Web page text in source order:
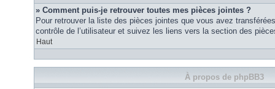
» Comment puis-je retrouver toutes mes pièces jointes ?
Pour retrouver la liste des pièces jointes que vous avez
contrôle de l’utilisateur et suivez les liens vers la section des
Haut
À propos de phpBB3